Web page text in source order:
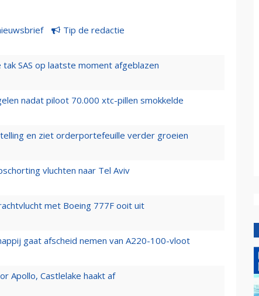
Tip de redactie
SAS op laatste moment afgeblazen
nadat piloot 70.000 xtc-pillen smokkelde
en ziet orderportefeuille verder groeien
vluchten naar Tel Aviv
met Boeing 777F ooit uit
gaat afscheid nemen van A220-100-vloot
Apollo, Castlelake haakt af